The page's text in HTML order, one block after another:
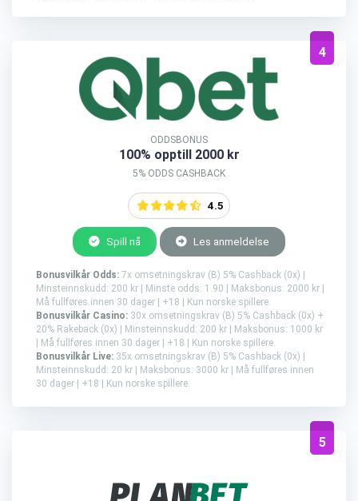
4
ODDSBONUS
100% opptill 2000 kr
5% ODDS CASHBACK
4.5
Spill nå Les anmeldelse
Bonusvilkår Odds: 7x omsetningskrav (B) 5% Cashback (0x) |
Minsteinnskudd: 200 kr | Minste odds: 1.90 | Maksbonus: 2000 kr |
Må fullføres innen 30 dager | +18 | Kun norske spillere.
Bonusvilkår Casino: 30x omsetningskrav (B) 5% Cashback (0x) +
20% Rakeback (0x) | Minsteinnskudd: 200 kr | Maksbonus: 1000 kr
| Må fullføres innen 30 dager | +18 | Kun norske spillere.
Bonusvilkår Live: 35x omsetningskrav (B) 5% Cashback (0x) |
Minsteinnskudd: 20 kr | Maksbonus: 3000 kr | Må fullføres innen
30 dager | +18 | Kun norske spillere.
5